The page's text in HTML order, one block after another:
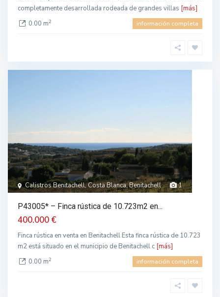
completamente desarrollada rodeada de grandes villas [más]
0.00 m2 información completa
1
Calistros Benitachell, Costa Blanca, Benitachell
P43005* – Finca rústica de 10.723m2 en...
400.000 €
Finca rústica en venta en Benitachell Esta finca rústica de 10.723
m2 está situado en el municipio de Benitachell c [más]
0.00 m2 información completa